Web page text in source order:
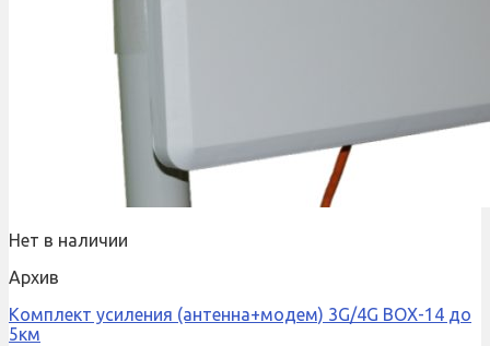
Нет в наличии
Архив
Комплект усиления (антенна+модем) 3G/4G BOX-14 до
5км